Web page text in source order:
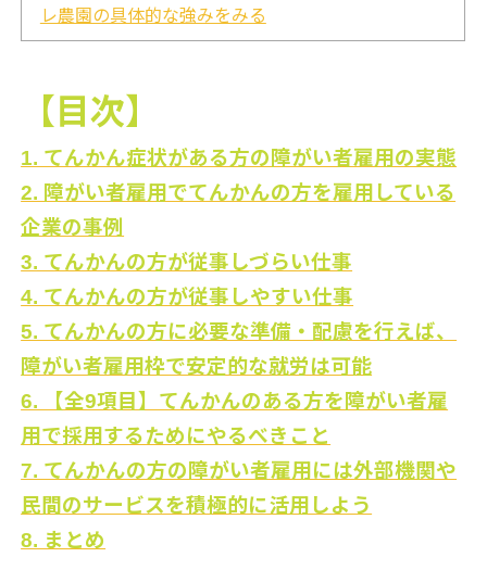
レ農園の具体的な強みをみる
【目次】
1. てんかん症状がある方の障がい者雇用の実態
2. 障がい者雇用でてんかんの方を雇用している
企業の事例
3. てんかんの方が従事しづらい仕事
4. てんかんの方が従事しやすい仕事
5. てんかんの方に必要な準備・配慮を行えば、
障がい者雇用枠で安定的な就労は可能
6. 【全9項目】てんかんのある方を障がい者雇
用で採用するためにやるべきこと
7. てんかんの方の障がい者雇用には外部機関や
民間のサービスを積極的に活用しよう
8. まとめ